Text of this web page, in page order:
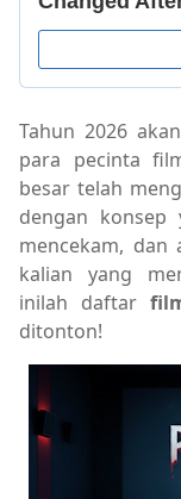
Tahun 2026
para pecinta
besar telah
dengan konsep
mencekam,
kalian yang
inilah daftar
ditonton!